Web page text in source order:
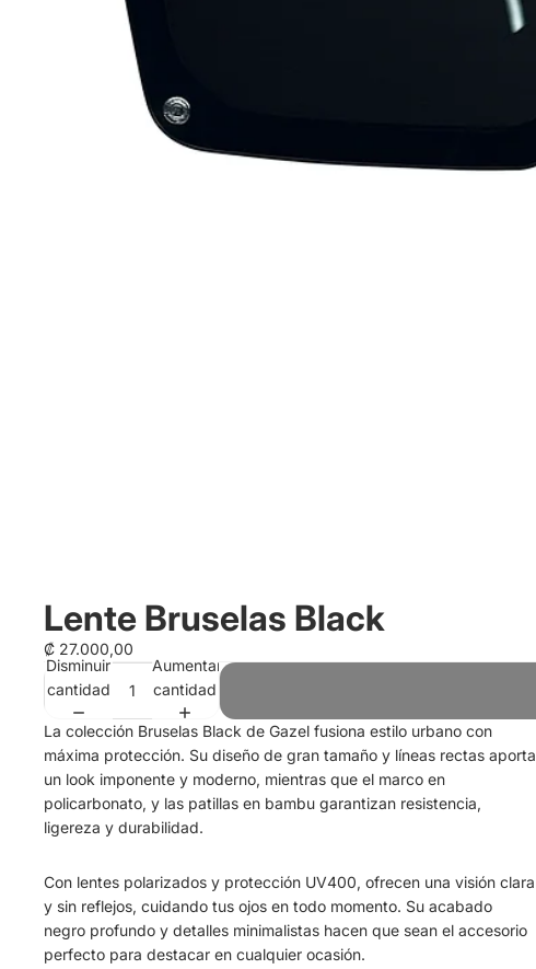
Lente Bruselas Black
₡ 27.000,00
Disminuir
cantidad
Aumentar
cantidad
La colección Bruselas Black de Gazel fusiona estilo urbano con
máxima protección. Su diseño de gran tamaño y líneas rectas aporta
un look imponente y moderno, mientras que el marco en
policarbonato, y las patillas en bambu garantizan resistencia,
ligereza y durabilidad.
Con lentes polarizados y protección UV400, ofrecen una visión clara
y sin reflejos, cuidando tus ojos en todo momento. Su acabado
negro profundo y detalles minimalistas hacen que sean el accesorio
perfecto para destacar en cualquier ocasión.